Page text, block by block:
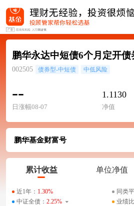
鹏华永达中短债6个月定开债
002505 债券型-中短债 中低风险
--
日涨幅08-07
1.1130
净值
鹏华基金财富号
累计收益 单位净值
近1年： 1.30% 同类
中证全债： 2.25% 业绩